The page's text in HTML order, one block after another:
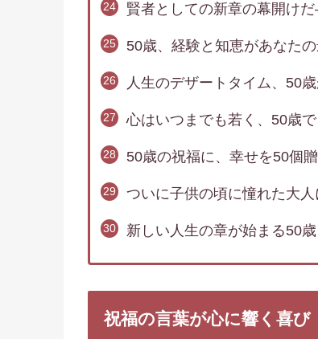
賢者としての新章の幕開け
50歳、経験と知恵があなたの
人生のデザートタイム、50
心はいつまでも若く、50歳
50歳の祝福に、幸せを50個贈
ついに子供の頃に憧れた大
新しい人生の章が始まる50
祝福の言葉が心に響く喜び